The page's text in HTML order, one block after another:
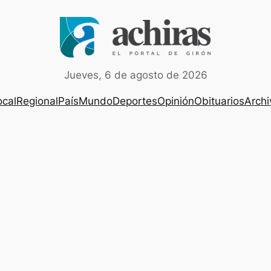
Jueves, 6 de agosto de 2026
RegionalPaísMundoDeportesOpiniónObituarios